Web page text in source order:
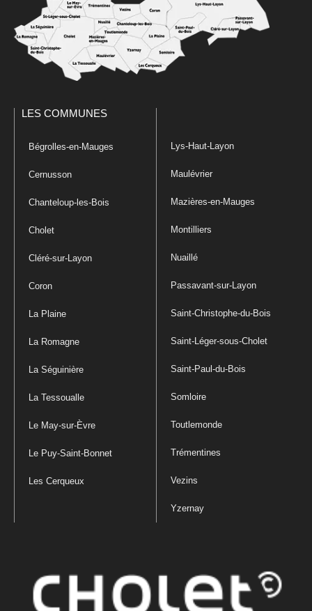
LES COMMUNES
Bégrolles-en-Mauges
Cernusson
Chanteloup-les-Bois
Cholet
Cléré-sur-Layon
Coron
La Plaine
La Romagne
La Séguinière
La Tessoualle
Le May-sur-Èvre
Le Puy-Saint-Bonnet
Les Cerqueux
Lys-Haut-Layon
Maulévrier
Mazières-en-Mauges
Montilliers
Nuaillé
Passavant-sur-Layon
Saint-Christophe-du-Bois
Saint-Léger-sous-Cholet
Saint-Paul-du-Bois
Somloire
Toutlemonde
Trémentines
Vezins
Yzernay